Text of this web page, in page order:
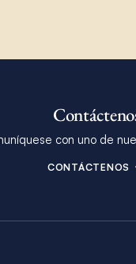
con uno de
CONTÁCTENOS